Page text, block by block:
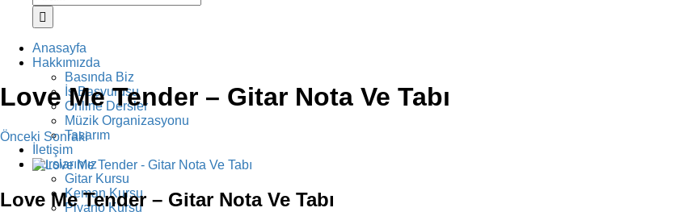
Anasayfa
Hakkımızda
Basında Biz
İş Başvurusu
Online Dersler
Müzik Organizasyonu
Tasarım
İletişim
Kurslarımız
Gitar Kursu
Keman Kursu
Piyano Kursu
Love Me Tender – Gitar Nota Ve Tabı
Önceki Sonraki
View
Larger
Image
Love Me Tender – Gitar Nota Ve Tabı